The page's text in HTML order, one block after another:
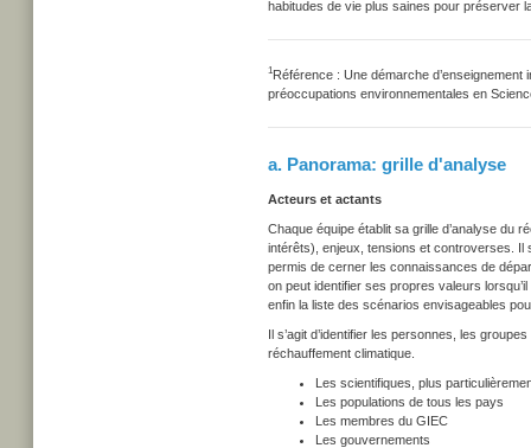
habitudes de vie plus saines pour préserver
1Référence : Une démarche
préoccupations environnementales en
a. Panorama: grille d'analyse
Acteurs et actants
Chaque équipe établit sa grille d’analyse du
intérêts), enjeux, tensions et controverses. Il
permis de cerner les connaissances de
on peut identifier ses propres valeurs
enfin la liste des scénarios envisageables
Il s’agit d’identifier les personnes, les
réchauffement climatique.
Les scientifiques, plus
Les populations de tous les pays
Les membres du GIEC
Les gouvernements